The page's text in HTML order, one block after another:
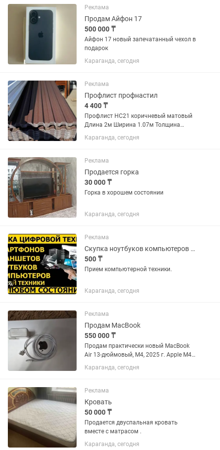
Реклама
Продам Айфон 17
500 000 ₸
Айфон 17 новый запечатанный чехол в
подарок
Караганда, сегодня
Реклама
Профлист профнастил
4 400 ₸
Профлист НС21 коричневый матовый
Длина 2м Ширина 1.07м Толщина
Караганда, сегодня
Реклама
Продается горка
30 000 ₸
Горка в хорошем состоянии
Караганда, сегодня
Реклама
Скупка ноутбуков компьютеров моноблоков принтеров мониторов
500 ₸
Прием компьютерной техники.
Караганда, сегодня
Реклама
Продам MacBook
550 000 ₸
Продам практически новый MacBook
Air 13-дюймовый, М4, 2025 г. Apple M4
16 ГБ Есть русская раскладка Полный
комплект
Караганда, сегодня
Реклама
Кровать
50 000 ₸
Продается двуспальная кровать
вместе с матрасом .
Караганда, сегодня